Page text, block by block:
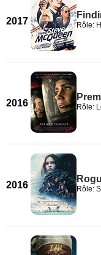
2017 Rôle:
2016 Rôle:
2016 Rôle: